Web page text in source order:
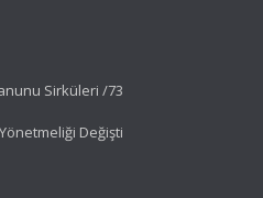
Sirküleri /73
Değişti